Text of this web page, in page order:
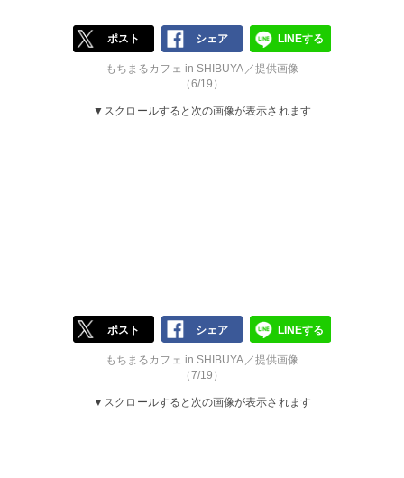
ポスト シェア LINEする
もちまるカフェ in SHIBUYA／提供画像
（6/19）
▼スクロールすると次の画像が表示されます
ポスト シェア LINEする
もちまるカフェ in SHIBUYA／提供画像
（7/19）
▼スクロールすると次の画像が表示されます